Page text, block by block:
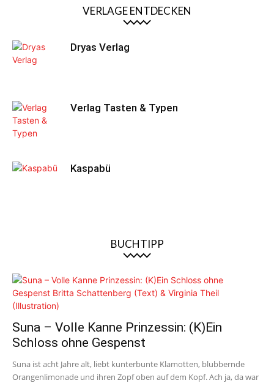
VERLAGE ENTDECKEN
Dryas Verlag
Verlag Tasten & Typen
Kaspabü
BUCHTIPP
Suna – Volle Kanne Prinzessin: (K)Ein
Schloss ohne Gespenst
Suna ist acht Jahre alt, liebt kunterbunte Klamotten, blubbernde
Orangenlimonade und ihren Zopf oben auf dem Kopf. Ach ja, da war